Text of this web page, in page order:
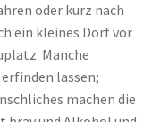
oder kurz nach
ein kleines Dorf vor
Manche
lassen;
machen die